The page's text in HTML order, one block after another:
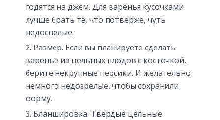
годятся на джем. Для варенья кусочками
лучше брать те, что потверже, чуть
недоспелые.
Размер. Если вы планируете сделать
варенье из цельных плодов с косточкой,
берите некрупные персики. И желательно
немного недозрелые, чтобы сохранили
форму.
Бланшировка. Твердые цельные